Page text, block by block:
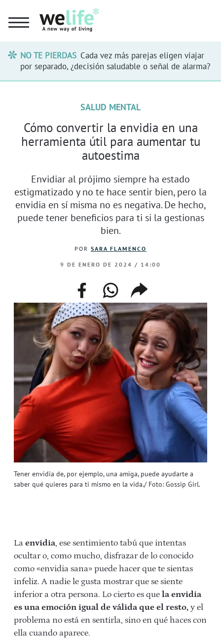
NO TE PIERDAS Cada vez más parejas eligen viajar
por separado, ¿decisión saludable o señal de alarma?
Tener envidia de, por ejemplo, una amiga, puede ayudarte a
saber qué quieres para ti mismo en la vida./ Foto: Gossip Girl.
SALUD MENTAL
Cómo convertir la envidia en una
herramienta útil para aumentar tu
autoestima
Envidiar al prójimo siempre ha estado
estigmatizado y no te hace sentir bien, pero la
envidia en sí misma no es negativa. De hecho,
puede tener beneficios para ti si la gestionas
bien.
POR SARA FLAMENCO
9 DE ENERO DE 2024 / 14:00
facebookwhatsappcompartir
enlace
La envidia, ese sentimiento tabú que intentas
ocultar o, como mucho, disfrazar de lo conocido
como «envidia sana» puede hacer que te sientas
infeliz. A nadie le gusta mostrar que se siente
inferior a otra persona. Lo cierto es que la envidia
es una emoción igual de válida que el resto, y el
problema no está en sentirla, sino en qué haces con
ella cuando aparece.